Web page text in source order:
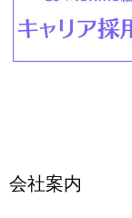
会社案内